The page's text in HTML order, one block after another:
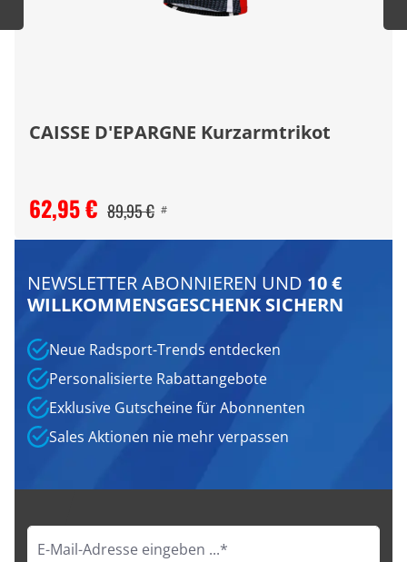
CAISSE D'EPARGNE Kurzarmtrikot
62,95 € 89,95 € #
NEWSLETTER ABONNIEREN UND 10 €
WILLKOMMENSGESCHENK SICHERN
Neue Radsport-Trends entdecken
Personalisierte Rabattangebote
Exklusive Gutscheine für Abonnenten
Sales Aktionen nie mehr verpassen